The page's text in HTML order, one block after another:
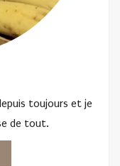
toujours et je
de tout.